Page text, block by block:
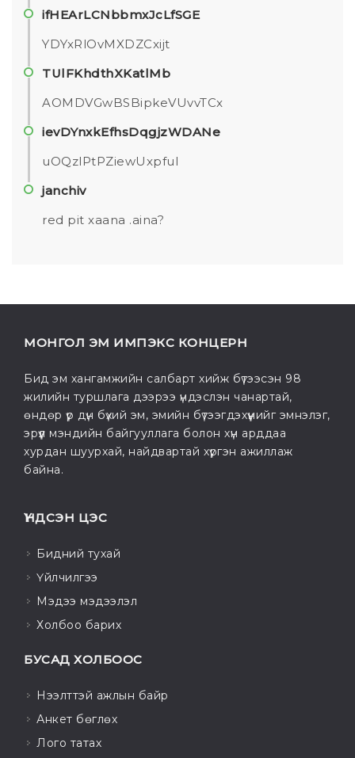
ifHEArLCNbbmxJcLfSGE
YDYxRlOvMXDZCxijt
TUlFKhdthXKatlMb
AOMDVGwBSBipkeVUvvTCx
ievDYnxkEfhsDqgjzWDANe
uOQzlPtPZiewUxpfuI
janchiv
red pit xaana .aina?
МОНГОЛ ЭМ ИМПЭКС КОНЦЕРН
Бид эм хангамжийн салбарт хийж бүтээсэн 98
жилийн туршлага дээрээ үндэслэн чанартай,
өндөр үр дүн бүхий эм, эмийн бүтээгдэхүүнийг эмнэлэг,
эрүүл мэндийн байгууллага болон хүн арддаа
хурдан шуурхай, найдвартай хүргэн ажиллаж
байна.
ҮНДСЭН ЦЭС
Бидний тухай
Үйлчилгээ
Мэдээ мэдээлэл
Холбоо барих
БУСАД ХОЛБООС
Нээлттэй ажлын байр
Анкет бөглөх
Лого татах